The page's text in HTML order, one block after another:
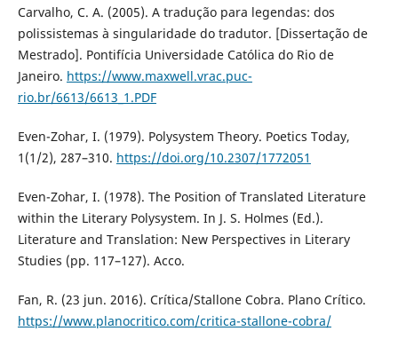
Carvalho, C. A. (2005). A tradução para legendas: dos
polissistemas à singularidade do tradutor. [Dissertação de
Mestrado]. Pontifícia Universidade Católica do Rio de
Janeiro. https://www.maxwell.vrac.puc-
rio.br/6613/6613_1.PDF
Even-Zohar, I. (1979). Polysystem Theory. Poetics Today,
1(1/2), 287–310. https://doi.org/10.2307/1772051
Even-Zohar, I. (1978). The Position of Translated Literature
within the Literary Polysystem. In J. S. Holmes (Ed.).
Literature and Translation: New Perspectives in Literary
Studies (pp. 117–127). Acco.
Fan, R. (23 jun. 2016). Crítica/Stallone Cobra. Plano Crítico.
https://www.planocritico.com/critica-stallone-cobra/